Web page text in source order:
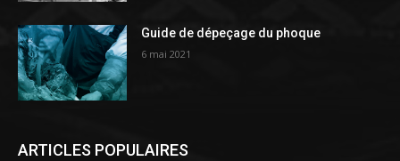
Guide de dépeçage du phoque
6 mai 2021
ARTICLES POPULAIRES